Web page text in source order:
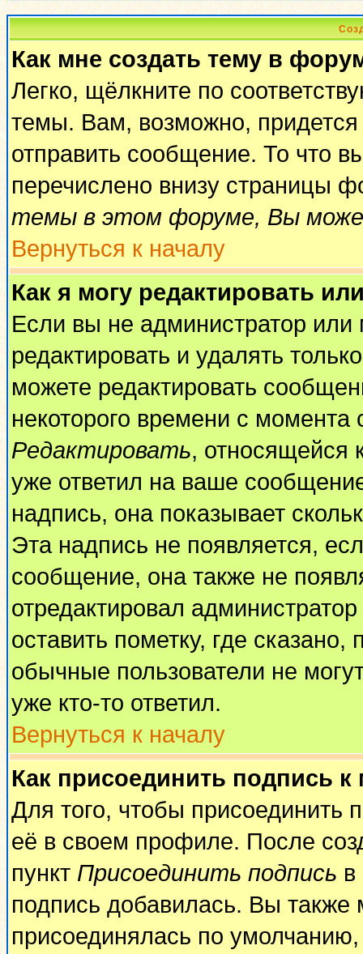
Как мне создать тему в
Легко, щёлкните по
темы. Вам, возможно, придется
отправить сообщение. То что
перечислено внизу страницы
темы в этом форуме, Вы
Вернуться к началу
Как я могу редактировать
Если вы не администратор
редактировать и удалять
можете редактировать
некоторого времени с
Редактировать, относящейся
уже ответил на ваше
надпись, она показывает
Эта надпись не появляется,
сообщение, она также не
отредактировал
оставить пометку, где
обычные пользователи не
уже кто-то ответил.
Вернуться к началу
Как присоединить подпись
Для того, чтобы присоединить
её в своем профиле. После
пункт Присоединить подпись
подпись добавилась. Вы также
присоединялась по